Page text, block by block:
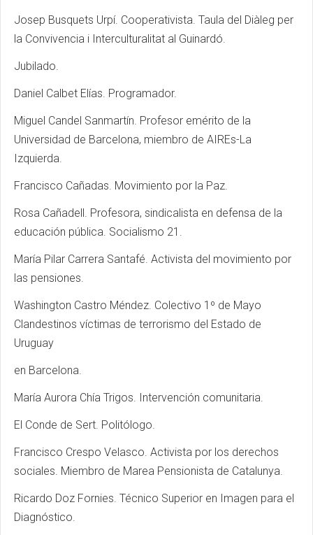
Josep Busquets Urpí. Cooperativista. Taula del Diàleg per
la Convivencia i Interculturalitat al Guinardó.
Jubilado.
Daniel Calbet Elías. Programador.
Miguel Candel Sanmartín. Profesor emérito de la
Universidad de Barcelona, miembro de AIREs-La
Izquierda.
Francisco Cañadas. Movimiento por la Paz.
Rosa Cañadell. Profesora, sindicalista en defensa de la
educación pública. Socialismo 21.
María Pilar Carrera Santafé. Activista del movimiento por
las pensiones.
Washington Castro Méndez. Colectivo 1º de Mayo
Clandestinos víctimas de terrorismo del Estado de
Uruguay
en Barcelona.
María Aurora Chía Trigos. Intervención comunitaria.
El Conde de Sert. Politólogo.
Francisco Crespo Velasco. Activista por los derechos
sociales. Miembro de Marea Pensionista de Catalunya.
Ricardo Doz Fornies. Técnico Superior en Imagen para el
Diagnóstico.